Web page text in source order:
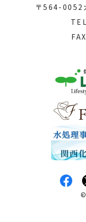
〒564-0052
FAX
©